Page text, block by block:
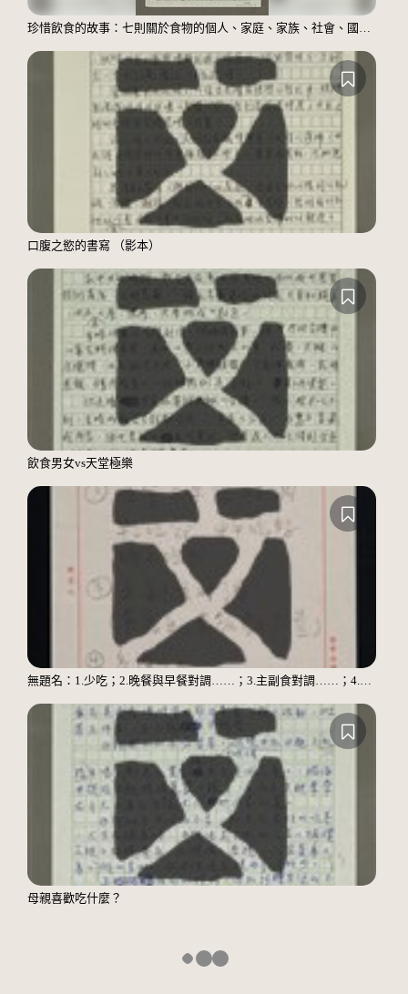
珍惜飲食的故事：七則關於食物的個人、家庭、家族、社會、國族記憶
口腹之慾的書寫 （影本）
飲食男女vs天堂極樂
無題名：1.少吃；2.晚餐與早餐對調……；3.主副食對調……；4.多運動
母親喜歡吃什麼？